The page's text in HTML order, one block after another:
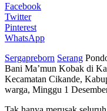
Facebook
Twitter
Pinterest
WhatsApp
Sergapreborn Serang
Bani Ma’mun Kobak di
Kecamatan Cikande,
warga, Minggu 1